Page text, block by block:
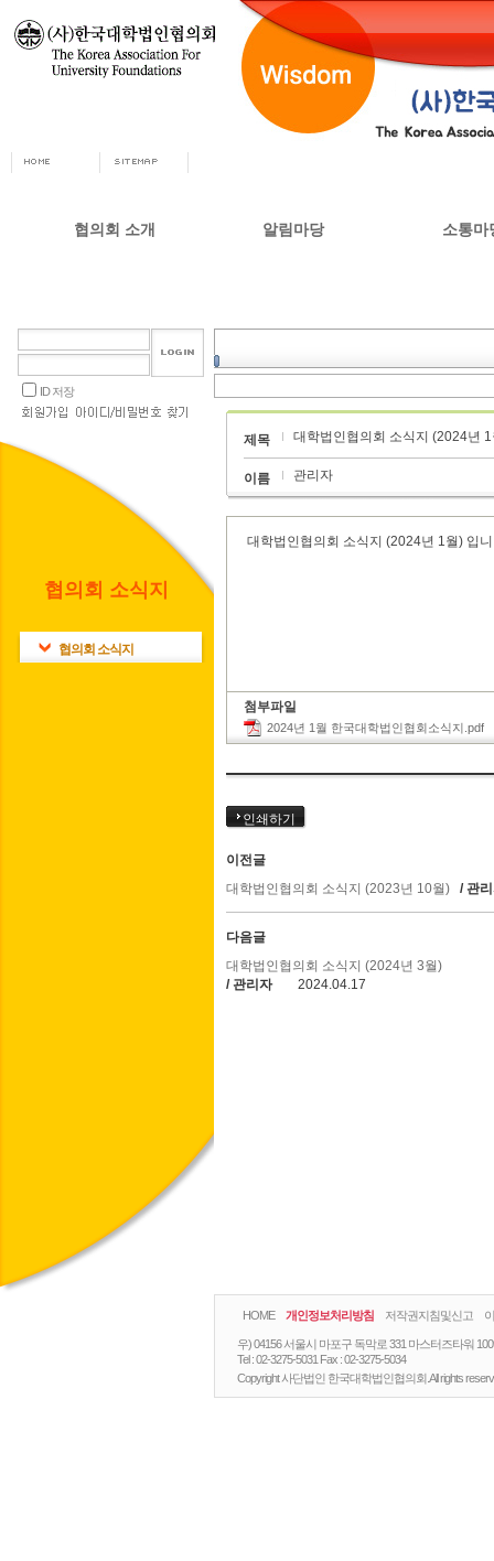
협의회 소개
설립목적 및 주요사업
협의회 정관
알림마당
교육부 주요정책
소통마
ID 저장
협의회 소식지
협의회 소식지
제목 대학법인협의회 소식지 (2024년
이름 관리자
대학법인협의회 소식지 (2024년 1월) 입
첨부파일
2024년 1월 한국대학법인협회소식지.pdf
인쇄하기
이전글
대학법인협의회 소식지 (2023년 10월)
/ 관
다음글
대학법인협의회 소식지 (2024년 3월)
/ 관리자
2024.04.17
HOME 개인정보처리방침 저작권지침및신고
우) 04156 서울시 마포구 독막로 331 마스터즈타워
Tel :02-3275-5031 Fax :02-3275-5034
Copyright 사단법인 한국대학법인협의회.All rights